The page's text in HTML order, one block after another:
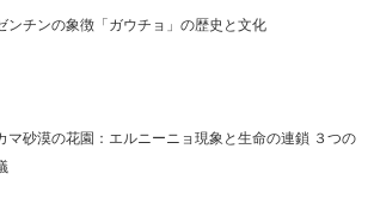
ンチンの象徴「ガウチョ」の歴史と文化
マ砂漠の花園：エルニーニョ現象と生命の連鎖 ３つの